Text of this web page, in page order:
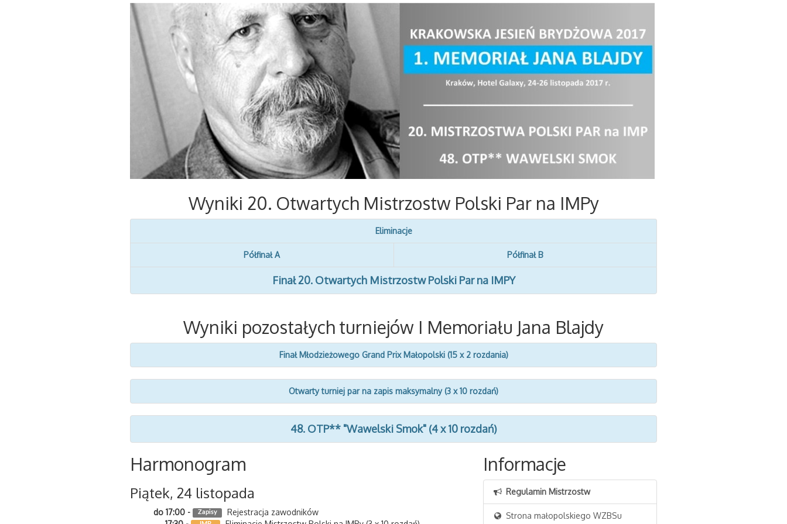
Wyniki 20. Otwartych Mistrzostw Polski Par na IMPy
Eliminacje
Półfinał A Półfinał B
Finał 20. Otwartych Mistrzostw Polski Par na IMPY
Wyniki pozostałych turniejów I Memoriału Jana Blajdy
Finał Młodzieżowego Grand Prix Małopolski (15 x 2 rozdania)
Otwarty turniej par na zapis maksymalny (3 x 10 rozdań)
48. OTP** "Wawelski Smok" (4 x 10 rozdań)
Harmonogram
Piątek, 24 listopada
do 17:00 Zapisy
Rejestracja zawodników
Informacje
Regulamin Mistrzostw
Strona małopolskiego WZBSu